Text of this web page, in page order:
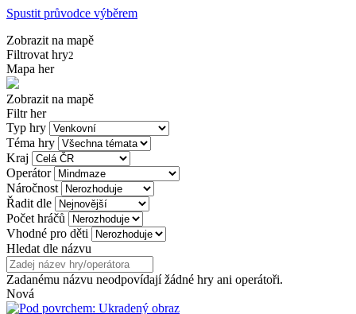
Spustit průvodce výběrem
Zobrazit na mapě
Filtrovat hry2
Mapa her
Zobrazit na mapě
Filtr her
Typ hry
Téma hry
Kraj
Operátor
Náročnost
Řadit dle
Počet hráčů
Vhodné pro děti
Hledat dle názvu
Zadanému názvu neodpovídají žádné hry ani operátoři.
Nová